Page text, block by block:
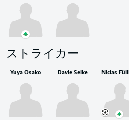
ストライカー
Yuya Osako Davie Selke